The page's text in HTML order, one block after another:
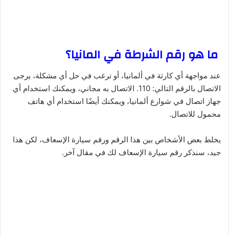
ما هو رقم الشرطة في المانيا؟
عند مواجهة أي كارثة في ألمانيا، أو ترغب في حل أي مشكلة، يرجى
الاتصال بالرقم التالي: 110. الاتصال به مجاني، ويمكنك استخدام أي
جهاز اتصال في شوارع ألمانيا، ويمكنك أيضًا استخدام أي هاتف
محمول للاتصال.
يخلط بعض الأشخاص بين هذا الرقم ورقم سيارة الإسعاف، لكن هذا
جيد، سنذكر رقم سيارة الإسعاف لك في مقال آخر.